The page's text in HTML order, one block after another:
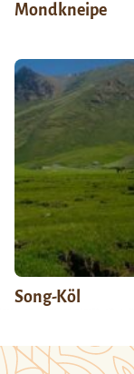
Mondkneipe
Song-Köl